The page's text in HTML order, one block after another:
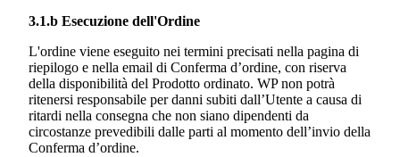
3.1.b Esecuzione dell'Ordine
L'ordine viene eseguito nei termini precisati nella pagina di
riepilogo e nella email di Conferma d’ordine, con riserva
della disponibilità del Prodotto ordinato. WP non potrà
ritenersi responsabile per danni subiti dall’Utente a causa di
ritardi nella consegna che non siano dipendenti da
circostanze prevedibili dalle parti al momento dell’invio della
Conferma d’ordine.